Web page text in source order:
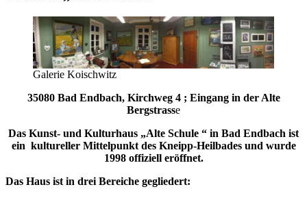
Galerie Koischwitz
35080 Bad Endbach, Kirchweg 4 ; Eingang in der Alte
Bergstrasse
Das Kunst- und Kulturhaus „Alte Schule “ in Bad Endbach ist
ein kultureller Mittelpunkt des Kneipp-Heilbades und wurde
1998 offiziell eröffnet.
Das Haus ist in drei Bereiche gegliedert: